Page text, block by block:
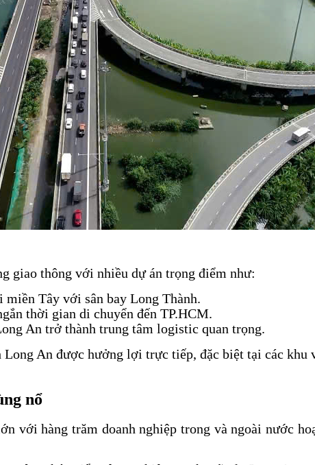
giao thông với nhiều dự án trọng điểm như:
Tây với sân bay Long Thành.
thời gian di chuyển đến TP.HCM.
An trở thành trung tâm logistic quan trọng.
Long An được hưởng lợi trực tiếp, đặc biệt tại các
nổ
với hàng trăm doanh nghiệp trong và ngoài nước